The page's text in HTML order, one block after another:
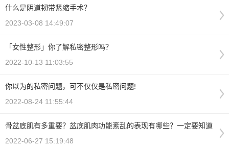
什么是阴道韧带紧缩手术？
2023-03-08 14:49:07
「女性整形」你了解私密整形吗？
2022-10-13 11:03:55
你以为的私密问题，可不仅仅是私密问题!
2022-08-24 11:55:44
骨盆底肌有多重要？盆底肌肉功能紊乱的表现有哪些？一定要知道
2022-06-27 15:19:48